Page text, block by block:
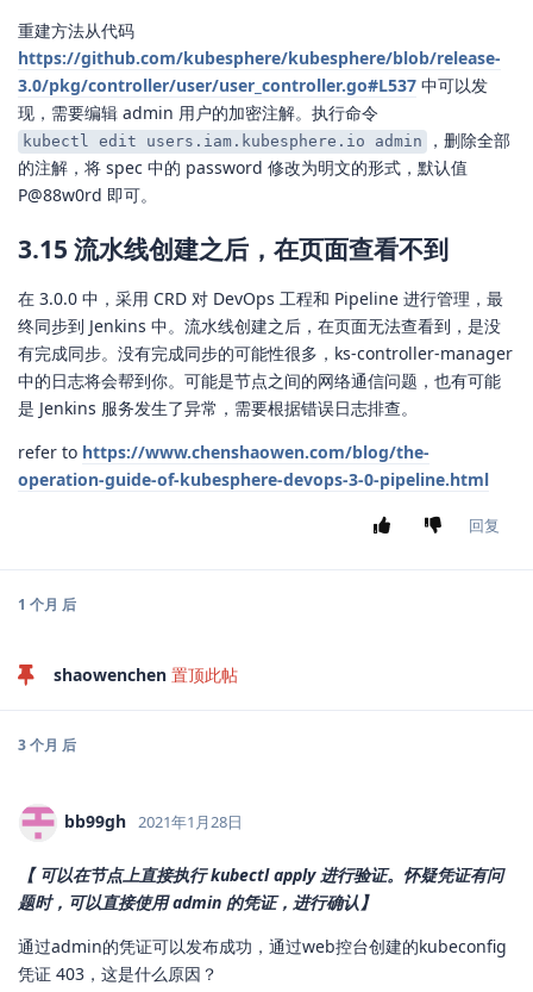
重建方法从代码
https://github.com/kubesphere/kubesphere/blob/release-
3.0/pkg/controller/user/user_controller.go#L537 中可以发
现，需要编辑 admin 用户的加密注解。执行命令
kubectl edit users.iam.kubesphere.io admin
，删除全部
的注解，将 spec 中的 password 修改为明文的形式，默认值
P@88w0rd 即可。
3.15 流水线创建之后，在页面查看不到
在 3.0.0 中，采用 CRD 对 DevOps 工程和 Pipeline 进行管理，最
终同步到 Jenkins 中。流水线创建之后，在页面无法查看到，是没
有完成同步。没有完成同步的可能性很多，ks-controller-manager
中的日志将会帮到你。可能是节点之间的网络通信问题，也有可能
是 Jenkins 服务发生了异常，需要根据错误日志排查。
refer to https://www.chenshaowen.com/blog/the-
operation-guide-of-kubesphere-devops-3-0-pipeline.html
回复
1 个月 后
shaowenchen 置顶此帖
3 个月 后
bb99gh 2021年1月28日
【 可以在节点上直接执行 kubectl apply 进行验证。怀疑凭证有问
题时，可以直接使用 admin 的凭证，进行确认】
通过admin的凭证可以发布成功，通过web控台创建的kubeconfig
凭证 403，这是什么原因？